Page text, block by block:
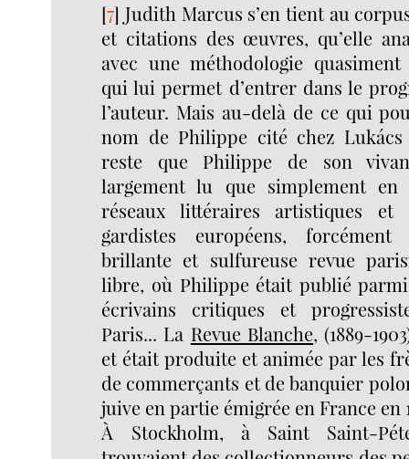
[7] Judith Marcus s’en tient au
et citations des œuvres, qu’elle
avec une méthodologie
qui lui permet d’entrer dans le
l’auteur. Mais au-delà de ce qui
nom de Philippe cité chez
reste que Philippe de son
largement lu que simplement en
réseaux littéraires artistiques et
gardistes européens,
brillante et sulfureuse revue
libre, où Philippe était publié
écrivains critiques et
Paris... La Revue Blanche, (1889-
et était produite et animée par les
de commerçants et de banquier
juive en partie émigrée en France en
À Stockholm, à Saint Saint-